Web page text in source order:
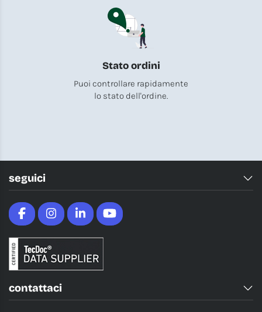
Stato ordini
Puoi controllare rapidamente
lo stato dell'ordine.
seguici
contattaci